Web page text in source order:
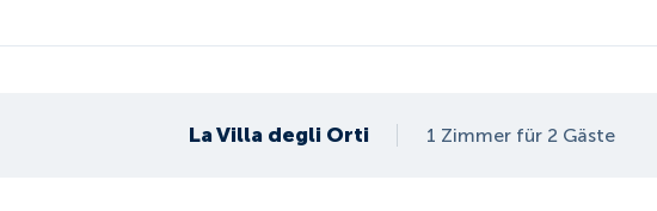
La Villa degli Orti 1 Zimmer für 2 Gäste